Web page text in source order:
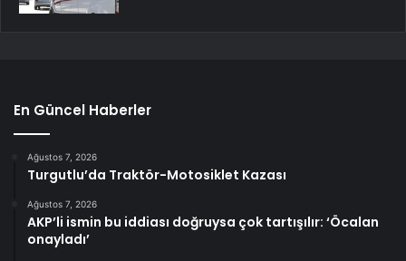
En Güncel Haberler
Ağustos 7, 2026
Turgutlu’da Traktör-Motosiklet Kazası
Ağustos 7, 2026
AKP’li ismin bu iddiası doğruysa çok tartışılır: ‘Öcalan
onayladı’